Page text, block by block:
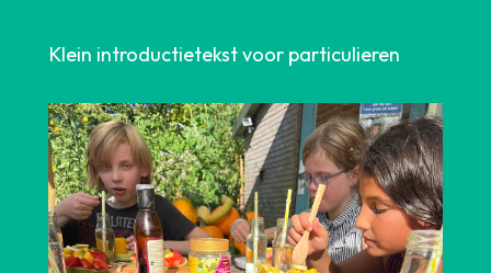
Klein introductietekst voor particulieren